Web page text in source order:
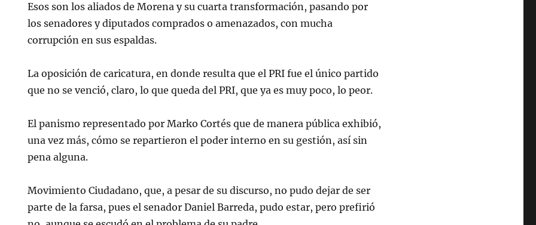
Esos son los aliados de Morena y su cuarta transformación, pasando por
los senadores y diputados comprados o amenazados, con mucha
corrupción en sus espaldas.
La oposición de caricatura, en donde resulta que el PRI fue el único partido
que no se venció, claro, lo que queda del PRI, que ya es muy poco, lo peor.
El panismo representado por Marko Cortés que de manera pública exhibió,
una vez más, cómo se repartieron el poder interno en su gestión, así sin
pena alguna.
Movimiento Ciudadano, que, a pesar de su discurso, no pudo dejar de ser
parte de la farsa, pues el senador Daniel Barreda, pudo estar, pero prefirió